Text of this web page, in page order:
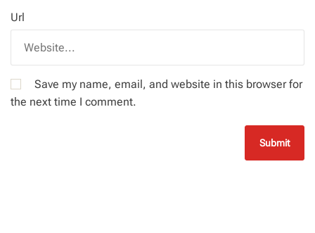
Url
Save my name, email, and website in this browser for
the next time I comment.